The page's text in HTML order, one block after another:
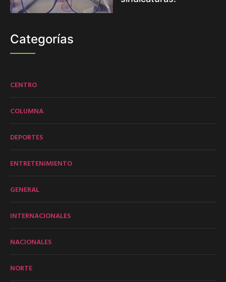
Categorías
CENTRO
COLUMNA
DEPORTES
ENTRETENIMIENTO
GENERAL
INTERNACIONALES
NACIONALES
NORTE